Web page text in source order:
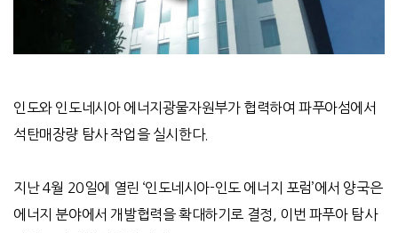
인도와 인도네시아 에너지광물자원부가 협력하여 파푸아섬에서
석탄매장량 탐사 작업을 실시한다.
지난 4월 20일에 열린 ‘인도네시아-인도 에너지 포럼’에서 양국은
에너지 분야에서 개발협력을 확대하기로 결정, 이번 파푸아 탐사